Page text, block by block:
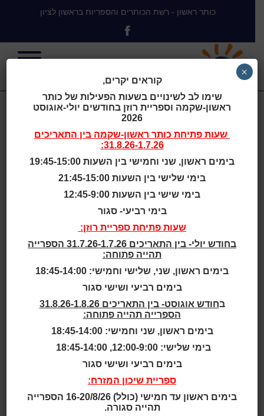
כותר ראשון - רשת הכותרים והספריות בראשון לציון
House for
Books and
Blues,
Notodden,
Norway
Bok & Blueshuset
אוכלוסייה: בעיר נוטודן גרים כ-12,500 תושבים.
מערך הספריות: ספרייה מרכזית
אדריכלות: Børve Borchsenius Arkitekter and Askin/
Lantto Arkitekter AS
קוראים יקרים,
שימו לב לשינויים בשעות הפעילות של כותר
ראשון-שקמה וספריית רוזן בחודשים יולי-אוגוסט
2026
שעות פתיחת כותר ראשון-שקמה בין התאריכים
31.8.26-1.7.26:
בימים ראשון, שני וחמישי בין השעות 19:45-15:00
בימי שלישי בין השעות 21:45-15:00
בימי שישי בין השעות 12:45-9:00
בימי רביעי- סגור
שעות פתיחת ספריית רוזן:
בחודש יולי- בין התאריכים 31.7.26-1.7.26 הספרייה
תהייה פתוחה:
בימים ראשון, שני, שלישי וחמישי: 18:45-14:00
בימים רביעי ושישי סגור
ב
חודש אוגוסט- בין התאריכים 31.8.26-1.8.26
הספרייה תהייה פתוחה:
בימים ראשון, שני וחמישי: 18:45-14:00
בימי שלישי: 12:00-9:00, 18:45-14:00
בימים רביעי ושישי סגור
ספריית שיכון המזרח:
בימים ראשון עד חמישי (כולל) 16-20/8/26 הספרייה
תהייה סגורה.
×